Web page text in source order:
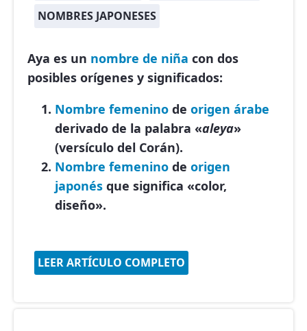
NOMBRES JAPONESES
Aya es un nombre de niña con dos
posibles orígenes y significados:
Nombre femenino de origen árabe
derivado de la palabra «aleya»
(versículo del Corán).
Nombre femenino de origen
japonés que significa «color,
diseño».
LEER ARTÍCULO COMPLETO